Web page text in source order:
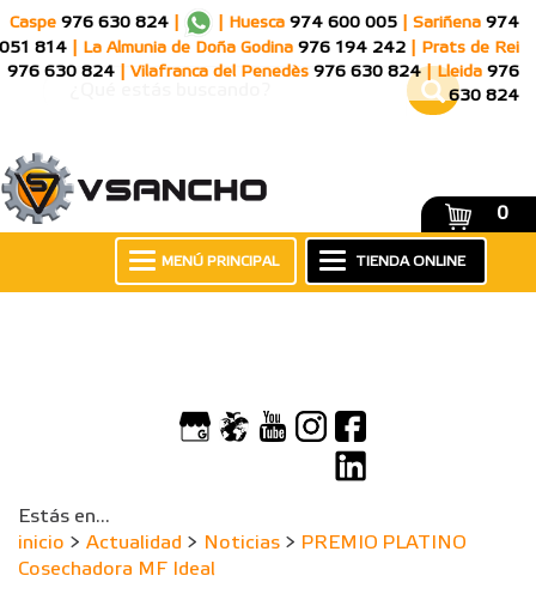
Caspe 976 630 824 Huesca 974 600 005 Sariñena 974
051 814
La Almunia de Doña Godina 976 194 242
Prats de Rei
976 630 824
Vilafranca del Penedès 976 630 824 Lleida 976
630 824
0
TIENDA ONLINE
MENÚ PRINCIPAL
Estás en...
inicio > Actualidad > Noticias > PREMIO PLATINO
Cosechadora MF Ideal